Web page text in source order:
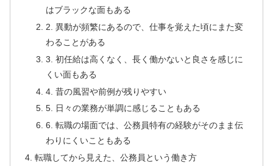
はブラックな面もある
2. 異動が頻繁にあるので、仕事を覚えた頃にまた変
わることがある
3. 初任給は高くなく、長く働かないと良さを感じに
くい面もある
4. 昔の風習や前例が残りやすい
5. 日々の業務が単調に感じることもある
6. 転職の場面では、公務員特有の経験がそのまま伝
わりにくいこともある
転職してから見えた、公務員という働き方